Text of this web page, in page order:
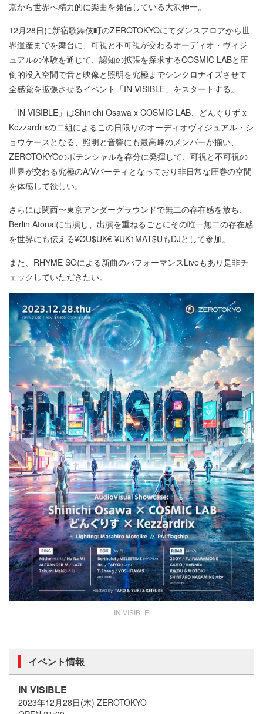
京から世界へ精力的に楽曲を発信している大沢伸一。
12月28日に新宿歌舞伎町のZEROTOKYOにてダンスフロアから世
界遺産までを舞台に、可視と不可視が交わるオーディオ・ヴィジ
ュアルの体験を通じて、認知の拡張を探求するCOSMIC LABと圧
倒的没入空間で音と映像と照明を究極までシンクロナイズさせて
全感覚を拡張させるイベント「IN VISIBLE」をスタートする。
「IN VISIBLE」はShinichi Osawa x COSMIC LAB、どんぐりず x
Kezzardrixの二組によるこの日限りのオーディオヴィジュアル・シ
ョウケースとなる、照明と音響にも最高峰のメンバーが揃い、
ZEROTOKYOのポテンシャルを存分に発揮して、可視と不可視の
世界が交わる究極のA/Vパーティとなっており非日常な圧巻の空間
を体感して欲しい。
さらには関西〜東京アンダーグラウンドで無二の存在感を放ち、
Berlin Atonalに出演し、出演を重ねるごとにその唯一無二の存在感
を世界にも伝える¥ØU$UK€ ¥UK1MAT$UもDJとして参加。
また、RHYME SOによる新曲のパフォーマンスLiveもあり是非チ
ェックしていただきたい。
IN VISIBLE
イベント情報
IN VISIBLE
2023年12月28日(木) ZEROTOKYO